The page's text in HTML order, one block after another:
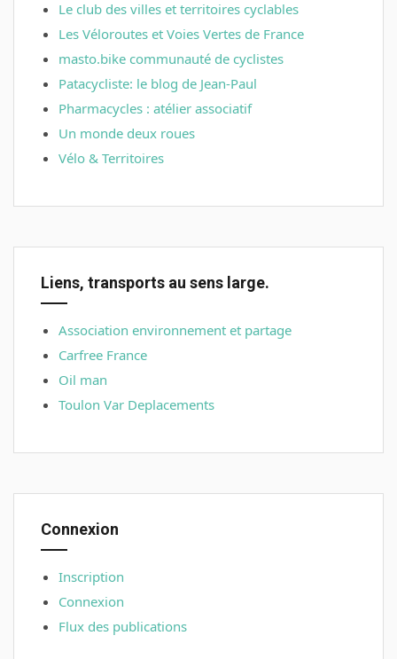
Le club des villes et territoires cyclables
Les Véloroutes et Voies Vertes de France
masto.bike communauté de cyclistes
Patacycliste: le blog de Jean-Paul
Pharmacycles : atélier associatif
Un monde deux roues
Vélo & Territoires
Liens, transports au sens large.
Association environnement et partage
Carfree France
Oil man
Toulon Var Deplacements
Connexion
Inscription
Connexion
Flux des publications